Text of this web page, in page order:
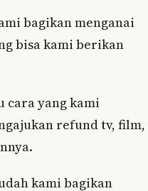
bagikan menganai
bisa kami berikan
cara yang kami
refund tv, film,
kami bagikan